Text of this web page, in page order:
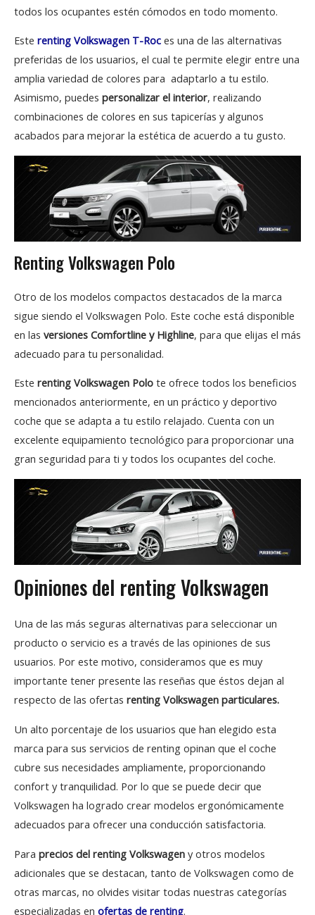
todos los ocupantes estén cómodos en todo momento.
Este renting Volkswagen T-Roc es una de las alternativas
preferidas de los usuarios, el cual te permite elegir entre una
amplia variedad de colores para adaptarlo a tu estilo.
Asimismo, puedes personalizar el interior, realizando
combinaciones de colores en sus tapicerías y algunos
acabados para mejorar la estética de acuerdo a tu gusto.
Renting Volkswagen Polo
Otro de los modelos compactos destacados de la marca
sigue siendo el Volkswagen Polo. Este coche está disponible
en las versiones Comfortline y Highline, para que elijas el más
adecuado para tu personalidad.
Este renting Volkswagen Polo te ofrece todos los beneficios
mencionados anteriormente, en un práctico y deportivo
coche que se adapta a tu estilo relajado. Cuenta con un
excelente equipamiento tecnológico para proporcionar una
gran seguridad para ti y todos los ocupantes del coche.
Opiniones del renting Volkswagen
Una de las más seguras alternativas para seleccionar un
producto o servicio es a través de las opiniones de sus
usuarios. Por este motivo, consideramos que es muy
importante tener presente las reseñas que éstos dejan al
respecto de las ofertas renting Volkswagen particulares.
Un alto porcentaje de los usuarios que han elegido esta
marca para sus servicios de renting opinan que el coche
cubre sus necesidades ampliamente, proporcionando
confort y tranquilidad. Por lo que se puede decir que
Volkswagen ha logrado crear modelos ergonómicamente
adecuados para ofrecer una conducción satisfactoria.
Para precios del renting Volkswagen y otros modelos
adicionales que se destacan, tanto de Volkswagen como de
otras marcas, no olvides visitar todas nuestras categorías
especializadas en ofertas de renting.